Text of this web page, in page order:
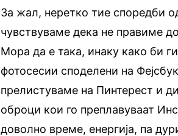
За жал, неретко тие споредби
чувствуваме дека не правиме
Мора да е така, инаку како би
фотосесии споделени на
прелистуваме на Пинтерест и
оброци кои го преплавуваат
доволно време, енергија, па